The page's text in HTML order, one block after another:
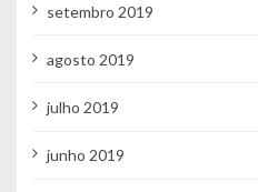
setembro 2019
agosto 2019
julho 2019
junho 2019